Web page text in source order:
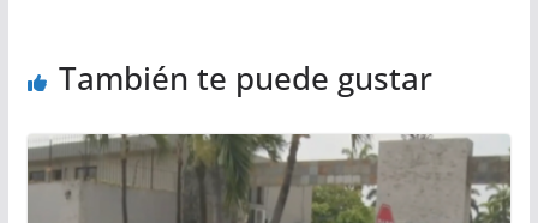
También te puede gustar